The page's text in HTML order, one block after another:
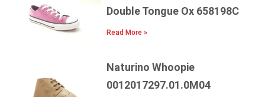
Double Tongue Ox 658198C
Read More »
Naturino Whoopie
0012017297.01.0M04